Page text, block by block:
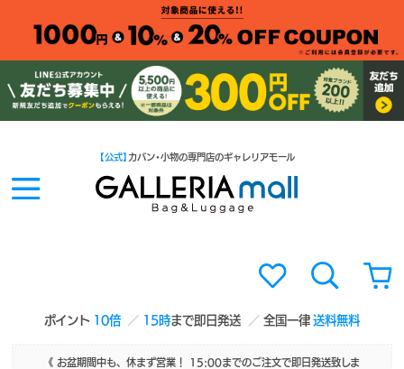
ポイント 10倍 15時まで即日発送 全国一律送料無料
【公式】 カバン・小物の専門店のギャレリアモール
《 お盆期間中も、休まず営業！ 15:00までのご注文で即日発送致しま